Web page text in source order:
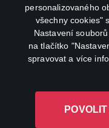
personalizovaného
všechny cookies"
Nastavení
na tlačítko
spravovat a více
L-1246 Luxembourg R.C.S.